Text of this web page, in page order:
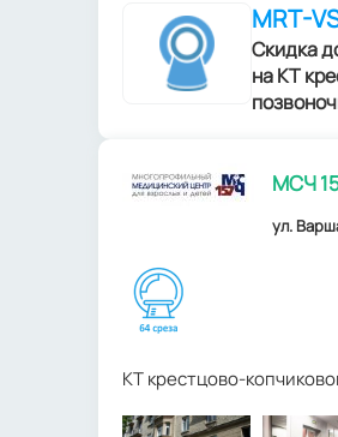
MRT-
Скидка
на КТ
МСЧ
ул.
КТ крестцово-